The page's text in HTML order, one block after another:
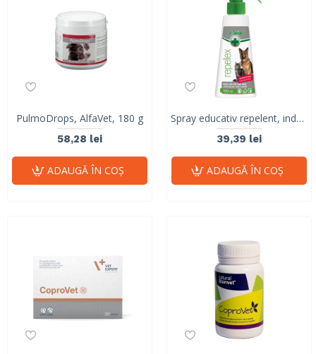
PulmoDrops, AlfaVet, 180 g
58,28 lei
ADAUGĂ ÎN COŞ
Spray educativ repelent, indeparteaza animalele de zone/ obiecte, Dr. Seidel, Dermapharm, 100ml
39,39 lei
ADAUGĂ ÎN COŞ